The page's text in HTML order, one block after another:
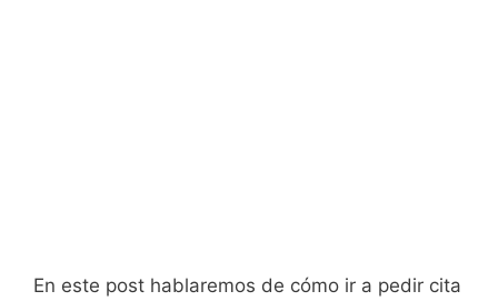
En este post hablaremos de cómo ir a pedir cita